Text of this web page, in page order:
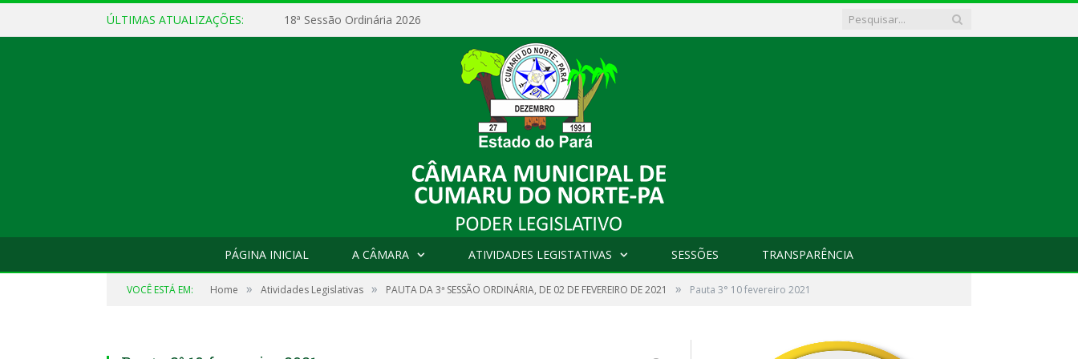
ÚLTIMAS ATUALIZAÇÕES: 18ª Sessão Ordinária 2026
PÁGINA INICIAL A CÂMARA ATIVIDADES LEGISTATIVAS SESSÕES TRANSPARÊNCIA
VOCÊ ESTÁ EM: Home » Atividades Legislativas » PAUTA DA 3ª SESSÃO ORDINÁRIA, DE 02 DE FEVEREIRO DE 2021 » Pauta 3° 10 fevereiro 2021